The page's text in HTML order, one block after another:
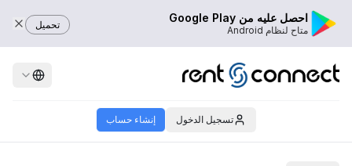
احصل عليه من Google Play
متاح لنظام Android تحميل
تسجيل الدخول إنشاء حساب